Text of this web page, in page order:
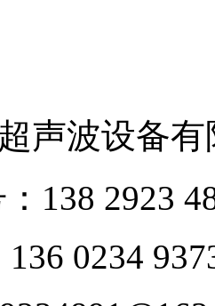
声波设备
138 2923